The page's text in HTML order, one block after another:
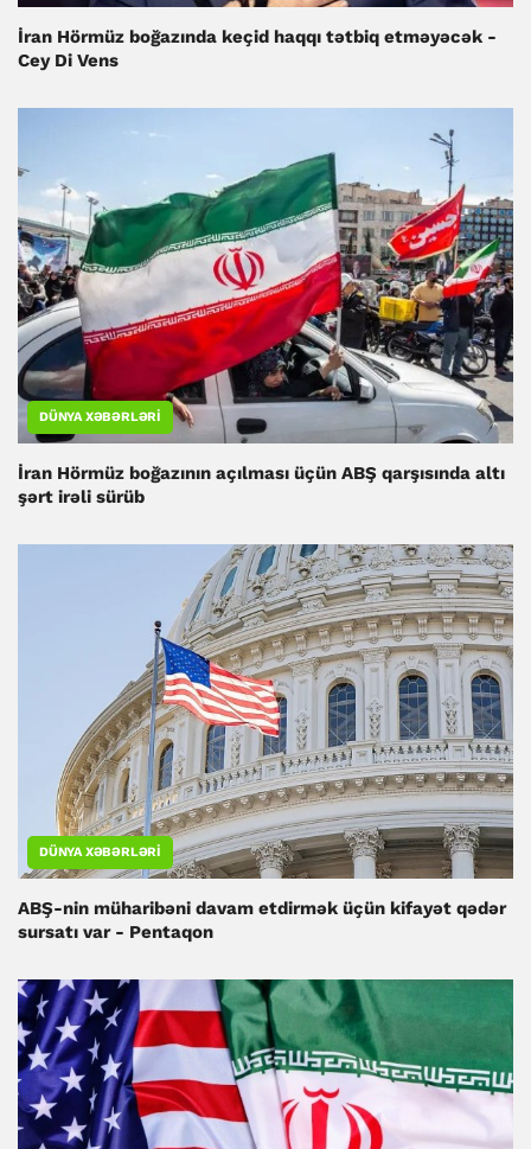
İran Hörmüz boğazında keçid haqqı tətbiq etməyəcək -
Cey Di Vens
DÜNYA XƏBƏRLƏRI
İran Hörmüz boğazının açılması üçün ABŞ qarşısında altı
şərt irəli sürüb
DÜNYA XƏBƏRLƏRI
ABŞ-nin müharibəni davam etdirmək üçün kifayət qədər
sursatı var - Pentaqon